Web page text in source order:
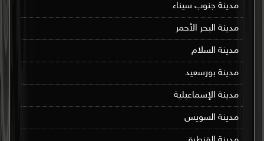
مدينة جنوب سيناء
مدينة البحر الأحمر
مدينة السلام
مدينة بورسعيد
مدينة الإسماعيلية
مدينة السويس